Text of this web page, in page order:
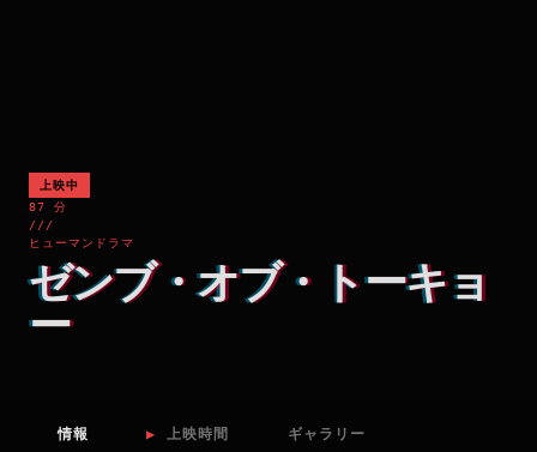
上映中
87 分
///
ヒューマンドラマ
ゼンブ・オブ・トーキョ
ー
情報 ▶ 上映時間 ギャラリー